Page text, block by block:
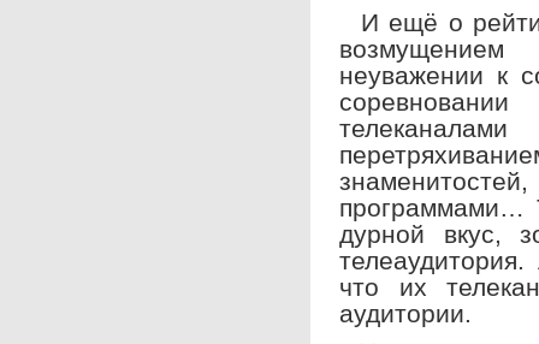
И ещё о
неуважении к
программами…
дурной вкус,
что их
аудитории.